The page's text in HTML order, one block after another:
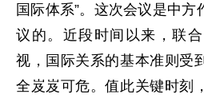
国际体系”。这次会议是中方
议的。近段时间以来，联
视，国际关系的基本准则受
全岌岌可危。值此关键时刻